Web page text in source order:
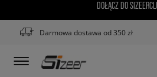
DOŁĄCZ DO
Darmowa dostawa od 350 zł